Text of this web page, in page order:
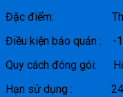
Đặc điểm:
Điều kiện bảo quản : -
Quy cách đóng gói:
Hạn sử dụng : 24